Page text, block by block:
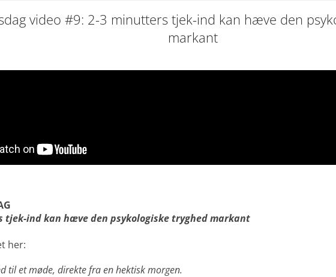
video #9: 2-3 minutters tjek-ind kan hæve den
markant
tjek-ind kan hæve den psykologiske tryghed markant
her:
til et møde, direkte fra en hektisk morgen.